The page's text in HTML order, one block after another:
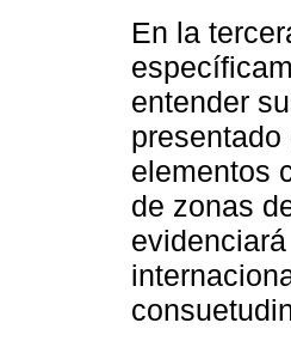
En la
entender
elementos
de zonas